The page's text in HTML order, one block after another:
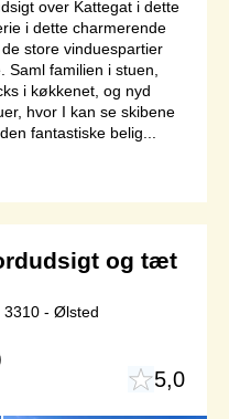
over Kattegat i dette
i dette charmerende
store vinduespartier
familien i stuen,
i køkkenet, og nyd
hvor I kan se skibene
fantastiske belig...
og tæt
3310 - Ølsted
5,0